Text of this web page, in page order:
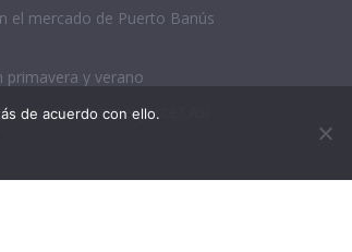
el mercado de Puerto Banús
primavera y verano
una marca emergente? Así
de acuerdo con ello.